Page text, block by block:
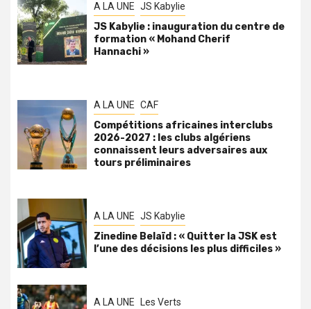
A LA UNE JS Kabylie
JS Kabylie : inauguration du centre de
formation « Mohand Cherif
Hannachi »
A LA UNE CAF
Compétitions africaines interclubs
2026-2027 : les clubs algériens
connaissent leurs adversaires aux
tours préliminaires
A LA UNE JS Kabylie
Zinedine Belaïd : « Quitter la JSK est
l’une des décisions les plus difficiles »
A LA UNE Les Verts